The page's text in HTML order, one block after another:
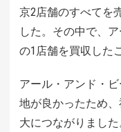
京2店舗のすべてを
した。その中で、
の1店舗を買収した
アール・アンド・
地が良かったため
大につながりました